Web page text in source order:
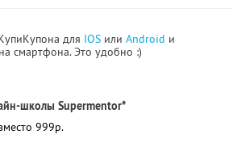
для IOS или Android и
смартфона. Это удобно :)
школы Supermentor*
999р.